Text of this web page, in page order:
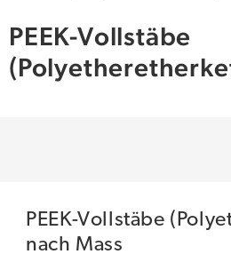
PEEK-Vollstäbe
PEEK-Vollstäbe
nach Mass